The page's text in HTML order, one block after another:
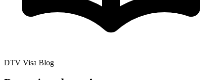
DTV Visa Blog